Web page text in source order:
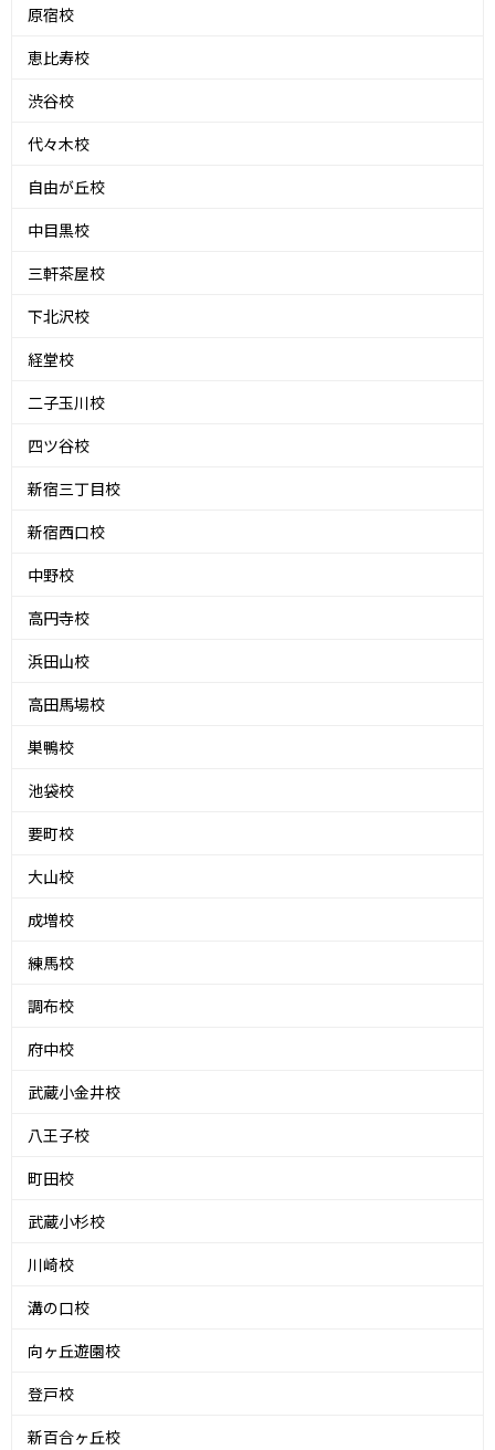
原宿校
恵比寿校
渋谷校
代々木校
自由が丘校
中目黒校
三軒茶屋校
下北沢校
経堂校
二子玉川校
四ツ谷校
新宿三丁目校
新宿西口校
中野校
高円寺校
浜田山校
高田馬場校
巣鴨校
池袋校
要町校
大山校
成増校
練馬校
調布校
府中校
武蔵小金井校
八王子校
町田校
武蔵小杉校
川崎校
溝の口校
向ヶ丘遊園校
登戸校
新百合ヶ丘校